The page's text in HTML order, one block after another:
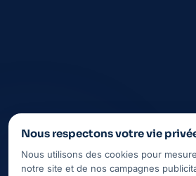
Nous respectons votre vie
Nous utilisons des cookies pour
notre site et de nos campagnes